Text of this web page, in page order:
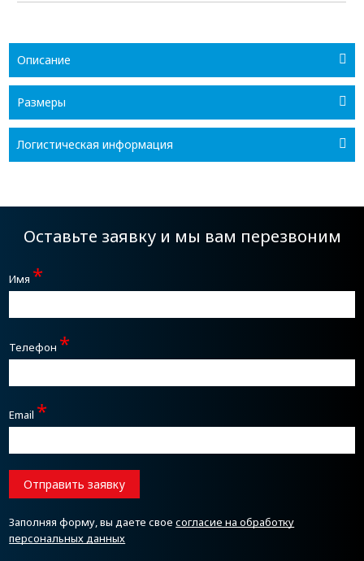
Описание
Размеры
Логистическая информация
Оставьте заявку и мы вам перезвоним
Имя *
Телефон *
Email *
Отправить заявку
Заполняя форму, вы даете своесогласие на обработку
персональных данных